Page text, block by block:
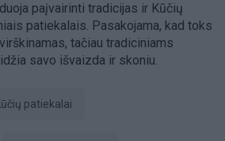
paįvairinti tradicijas ir Kūčių
patiekalais. Pasakojama, kad toks
tačiau tradiciniams
savo išvaizda ir skoniu.
kūčių patiekalai